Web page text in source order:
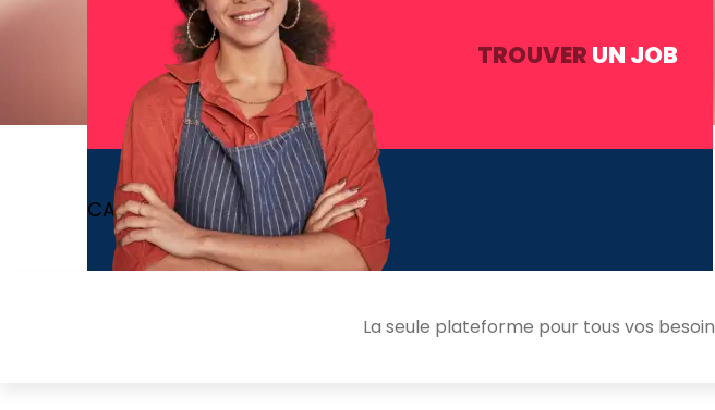
TROUVER UN JOB
CANDIDAT
La seule plateforme pour tous vos